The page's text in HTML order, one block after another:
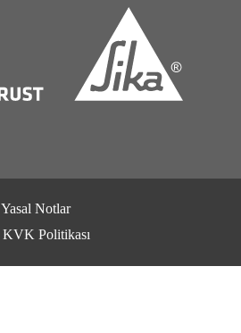
Yasal Notlar
KVK Politikası